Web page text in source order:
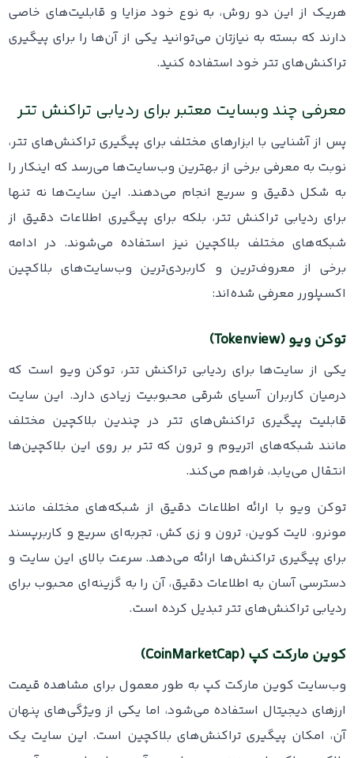
هریک از این دو روش، به نوع خود مزایا و قابلیت‌های خاصی
دارند که بسته به نیازتان می‌توانید یکی از آن‌ها را برای پیگیری
تراکنش‌های تتر خود استفاده کنید.
معرفی چند وبسایت معتبر برای ردیابی تراکنش تتر
پس از آشنایی با ابزارهای مختلف برای پیگیری تراکنش‌های تتر،
نوبت به معرفی برخی از بهترین وب‌سایت‌ها می‌رسد که اینکار را
به شکل دقیق و سریع انجام می‌دهند. این سایت‌ها نه ‌تنها
برای ردیابی تراکنش‌ تتر، بلکه برای پیگیری اطلاعات دقیق از
شبکه‌های مختلف بلاکچین نیز استفاده می‌شوند. در ادامه
برخی از معروف‌ترین و کاربردی‌ترین وب‌سایت‌های بلاکچین
اکسپلورر معرفی شده‌اند:
توکن ویو (Tokenview)
یکی از سایت‌ها برای ردیابی تراکنش‌ تتر، توکن ویو است که
درمیان کاربران آسیای شرقی محبوبیت زیادی دارد. این سایت
قابلیت پیگیری تراکنش‌های تتر در چندین بلاکچین مختلف
مانند شبکه‌های اتریوم و ترون که تتر بر روی این بلاکچین‌ها
انتقال می‌یابد، فراهم می‌کند.
توکن ویو با ارائه اطلاعات دقیق از شبکه‌های مختلف مانند
مونرو، لایت کوین، ترون و زی کش، تجربه‌ای سریع و کاربرپسند
برای پیگیری تراکنش‌ها ارائه می‌دهد. سرعت بالای این سایت و
دسترسی آسان به اطلاعات دقیق، آن را به گزینه‌ای محبوب برای
ردیابی تراکنش‌های تتر تبدیل کرده است.
کوین مارکت کپ (CoinMarketCap)
وب‌سایت کوین مارکت کپ به‌ طور معمول برای مشاهده قیمت
ارزهای دیجیتال استفاده می‌شود، اما یکی از ویژگی‌های پنهان
آن، امکان پیگیری تراکنش‌های بلاکچین است. این سایت یک